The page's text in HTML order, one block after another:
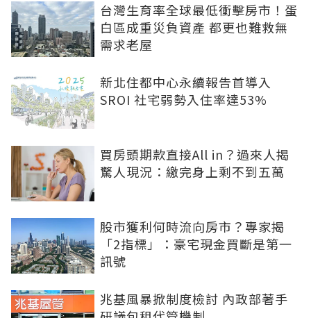
台灣生育率全球最低衝擊房市！蛋
白區成重災負資產 都更也難救無
需求老屋
新北住都中心永續報告首導入
SROI 社宅弱勢入住率達53%
買房頭期款直接All in？過來人揭
驚人現況：繳完身上剩不到五萬
股市獲利何時流向房市？專家揭
「2指標」：豪宅現金買斷是第一
訊號
兆基風暴掀制度檢討 內政部著手